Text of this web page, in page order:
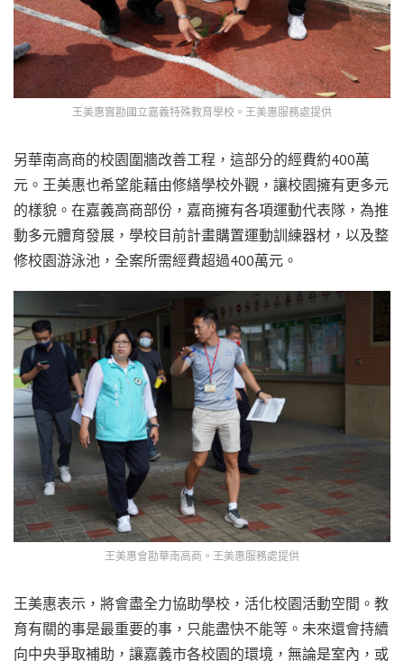
王美惠實勘國立嘉義特殊教育學校。王美惠服務處提供
另華南高商的校園圍牆改善工程，這部分的經費約400萬
元。王美惠也希望能藉由修繕學校外觀，讓校園擁有更多元
的樣貌。在嘉義高商部份，嘉商擁有各項運動代表隊，為推
動多元體育發展，學校目前計畫購置運動訓練器材，以及整
修校園游泳池，全案所需經費超過400萬元。
王美惠會勘華南高商。王美惠服務處提供
王美惠表示，將會盡全力協助學校，活化校園活動空間。教
育有關的事是最重要的事，只能盡快不能等。未來還會持續
向中央爭取補助，讓嘉義市各校園的環境，無論是室內，或